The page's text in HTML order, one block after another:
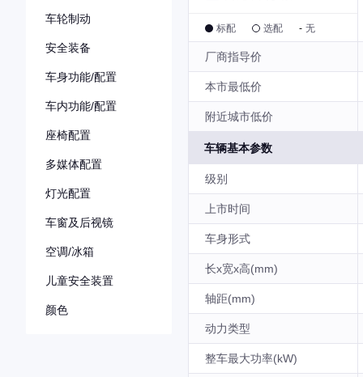
车轮制动
安全装备
车身功能/配置
车内功能/配置
座椅配置
多媒体配置
灯光配置
车窗及后视镜
空调/冰箱
儿童安全装置
颜色
标配 选配 - 无
厂商指导价
本市最低价
附近城市低价
车辆基本参数
级别
上市时间
车身形式
长x宽x高(mm)
轴距(mm)
动力类型
整车最大功率(kW)